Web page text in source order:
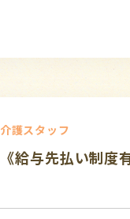
介護スタッフ
《給与先払い制